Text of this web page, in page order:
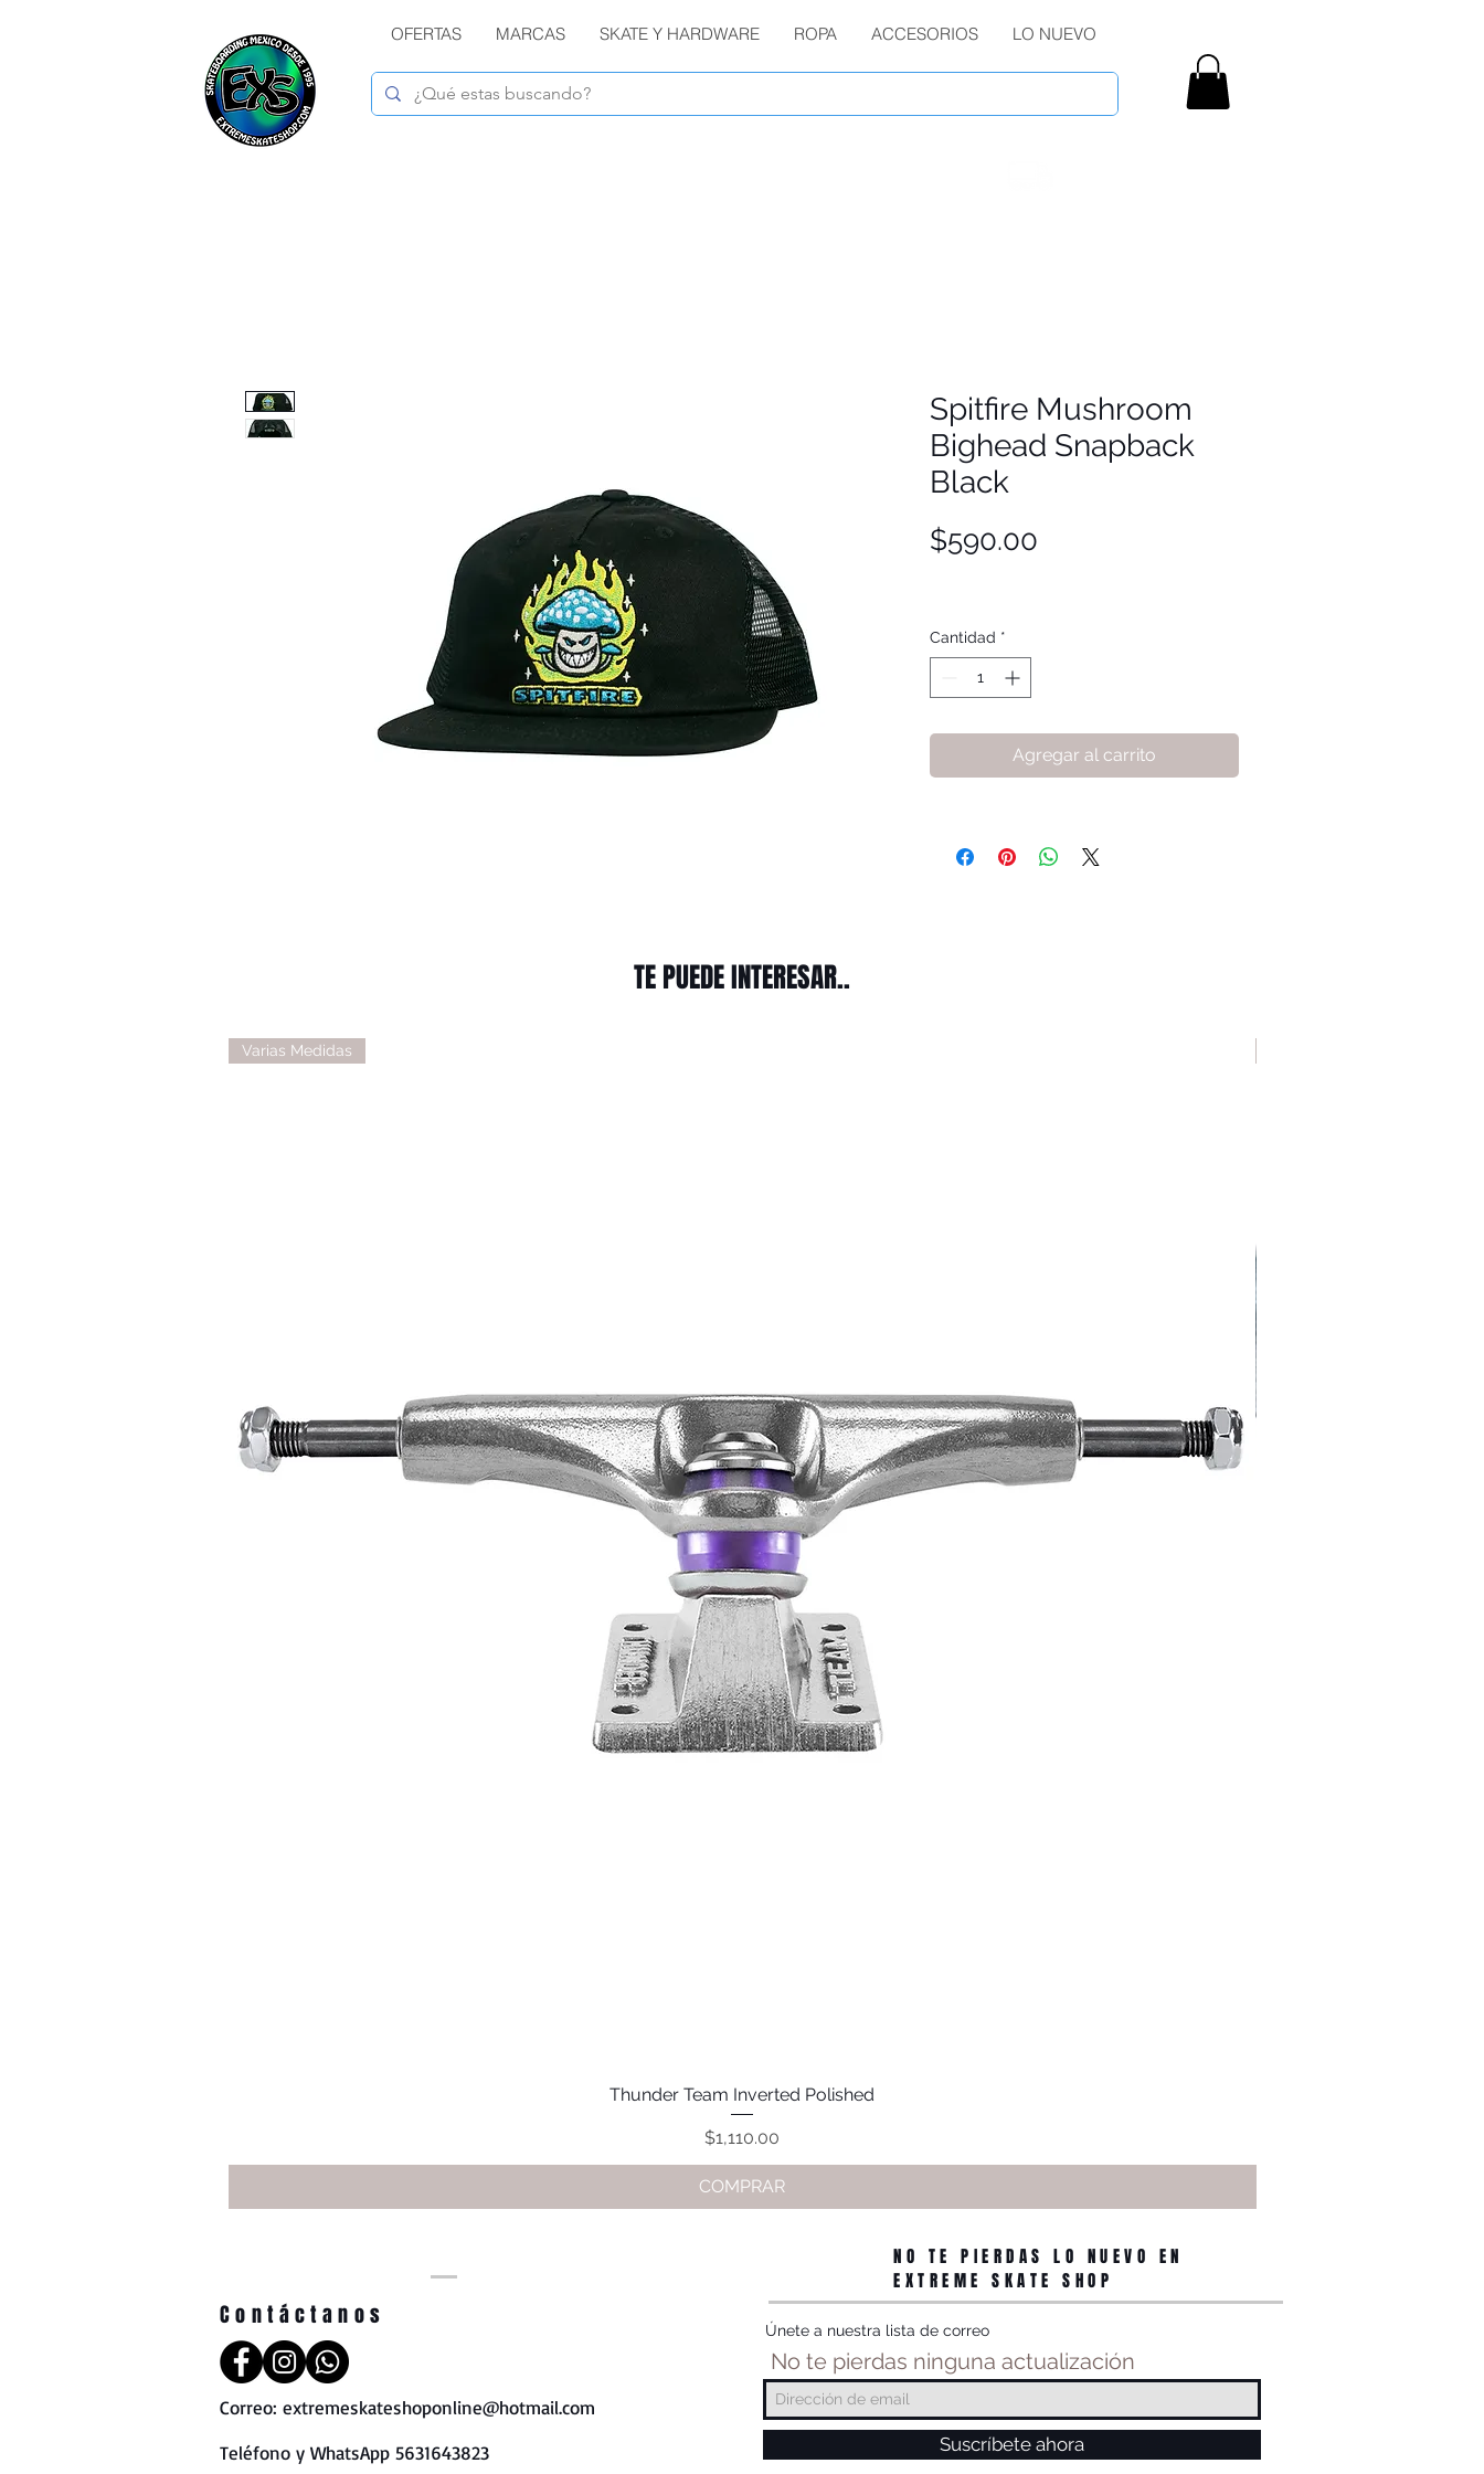
OFERTAS MARCAS SKATE Y HARDWARE ROPA ACCESORIOS LO NUEVO
Spitfire Mushroom
Bighead Snapback
Black
$590.00
Cantidad *
Agregar al carrito
TE PUEDE INTERESAR..
Vista rápida
Varias Medidas
Thunder Team Inverted Polished
Precio
$1,110.00
COMPRAR
Contáctanos
Correo: extremeskateshoponline@hotmail.com
Teléfono y WhatsApp 5631643823
NO TE PIERDAS LO NUEVO EN
EXTREME SKATE SHOP
Únete a nuestra lista de correo
No te pierdas ninguna actualización
Suscríbete ahora